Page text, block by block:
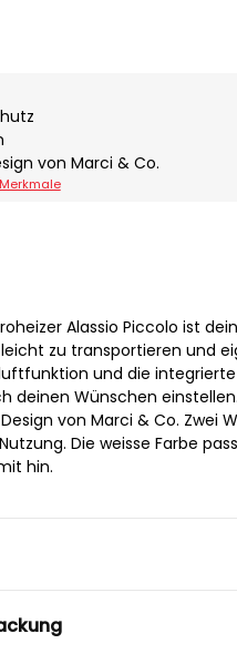
von Marci & Co.
Alassio Piccolo ist
zu transportieren und
und die
deinen Wünschen
von Marci & Co. Zwei
Die weisse Farbe
hin.